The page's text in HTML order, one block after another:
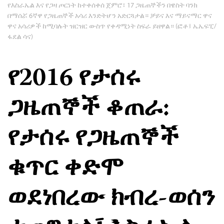
የእስራኤል እና የጋዛ ጦርነት ከተቀሰቀሰ ጀምሮ፣ 17 ጋዜጠኞችን በዌስት ባንክ
በማሰሯ 6ኛዋ የጋዜጠኞች አሳሪ እንድትሆን አድርጓታል። ቻይና እና ማይናማር ዋና
ዋና አሳሪዎች ከሚባሉት ዝርዝር ውስጥ የቀዳሚነት ስፍራ ይዘዋል። (ፎቶ፤ ኤኤፍፒ/
ፋደል ሳና)
የ2016 የታሰሩ
ጋዜጠኞች ቆጠራ:
የታሰሩ የጋዜጠኞች
ቁጥር ቀድሞ
ወደነበረው ክብረ-ወሰን